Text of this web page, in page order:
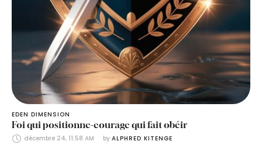
EDEN DIMENSION
Foi qui positionne-courage qui fait obéir
décembre 24, 11:58 AM by ALPHRED KITENGE